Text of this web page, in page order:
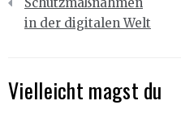
in der digitalen Welt
Vielleicht magst du